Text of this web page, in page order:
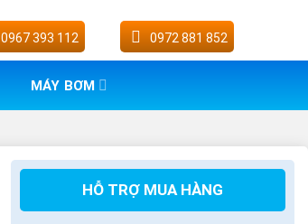
0967 393 112 0972 881 852
MÁY BƠM
HỖ TRỢ MUA HÀNG